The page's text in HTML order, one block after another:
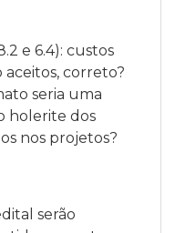
e 6.4): custos
correto?
seria uma
holerite dos
nos projetos?
serão